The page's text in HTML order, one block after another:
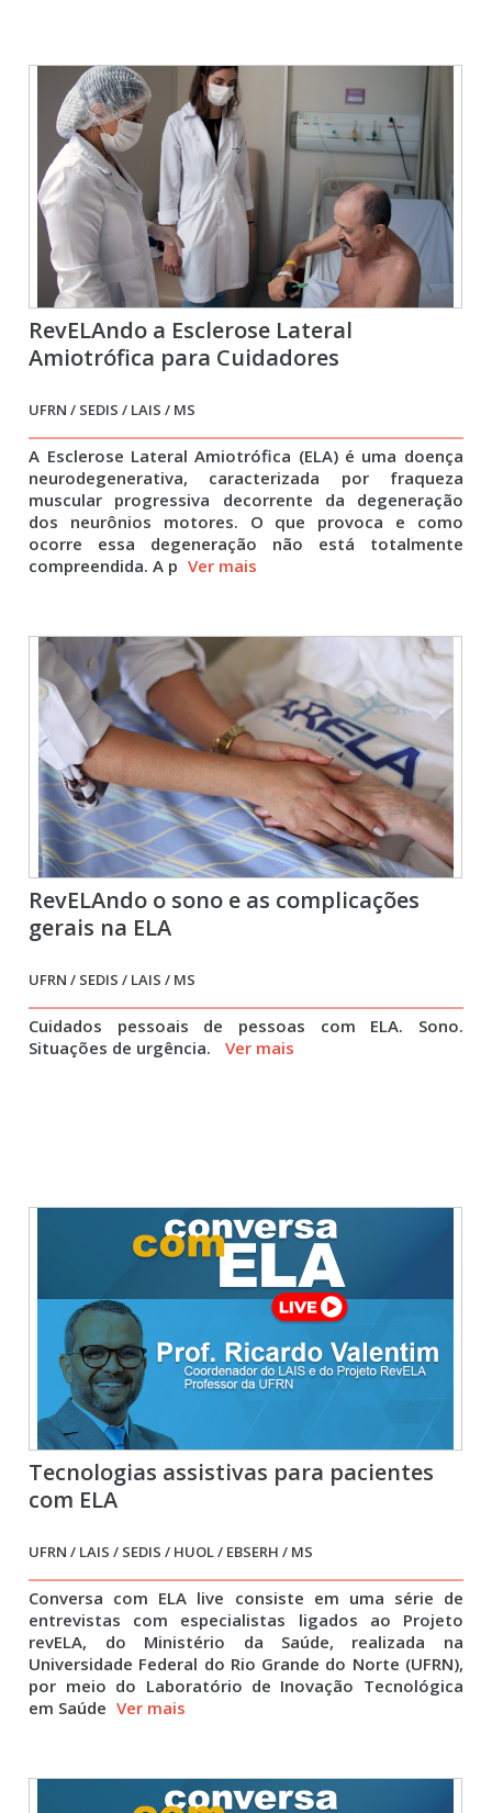
RevELAndo a Esclerose Lateral
Amiotrófica para Cuidadores
UFRN / SEDIS / LAIS / MS
A Esclerose Lateral Amiotrófica (ELA) é uma doença
neurodegenerativa, caracterizada por fraqueza
muscular progressiva decorrente da degeneração
dos neurônios motores. O que provoca e como
ocorre essa degeneração não está totalmente
compreendida. A p Ver mais
RevELAndo o sono e as complicações
gerais na ELA
UFRN / SEDIS / LAIS / MS
Cuidados pessoais de pessoas com ELA. Sono.
Situações de urgência.
Ver mais
Tecnologias assistivas para pacientes
com ELA
UFRN / LAIS / SEDIS / HUOL / EBSERH / MS
Conversa com ELA live consiste em uma série de
entrevistas com especialistas ligados ao Projeto
revELA, do Ministério da Saúde, realizada na
Universidade Federal do Rio Grande do Norte (UFRN),
por meio do Laboratório de Inovação Tecnológica
em Saúde Ver mais